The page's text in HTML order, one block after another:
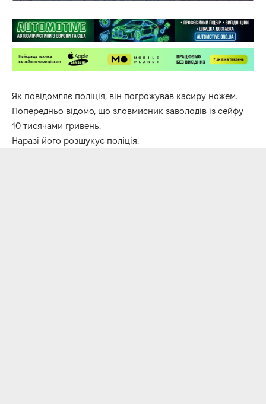
Як повідомляє поліція, він погрожував касиру ножем.
Попередньо відомо, що зловмисник заволодів із сейфу
10 тисячами гривень.
Наразі його розшукує поліція.